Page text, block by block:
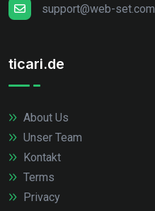
support@web-set.com
ticari.de
About Us
Unser Team
Kontakt
Terms
Privacy